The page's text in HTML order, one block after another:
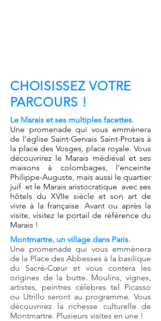
CHOISISSEZ VOTRE
PARCOURS !
Le Marais et ses multiples facettes.
Une promenade qui vous emmènera
de l'église Saint-Gervais Saint-Protais à
la place des Vosges, place royale. Vous
découvrirez le Marais médiéval et ses
maisons à colombages, l'enceinte
Philippe-Auguste, mais aussi le quartier
juif et le Marais aristocratique avec ses
hôtels du XVIIe siècle et son art de
vivre à la française. Avant ou après la
visite, visitez le portail de référence du
Marais !
Montmartre, un village dans Paris.
Une promenade qui vous emmènera
de la Place des Abbesses à la basilique
du Sacré-Cœur et vous contera les
origines de la butte. Moulins, vignes,
artistes, peintres célèbres tel Picasso
ou Utrillo seront au programme. Vous
découvrirez la richesse culturelle de
Montmartre. Plusieurs visites en une !